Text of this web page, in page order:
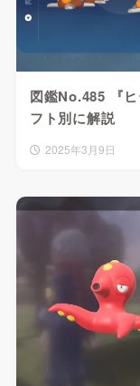
図鑑No.485 『
フト別に解説
2025年3月9日